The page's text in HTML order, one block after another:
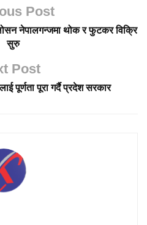
Post
नेपालगन्जमा थोक र फुटकर विक्रि
सुरु
Post
पूर्णता पूरा गर्दै प्रदेश सरकार